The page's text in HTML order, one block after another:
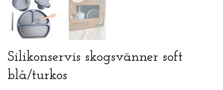
Silikonservis skogsvänner soft
blå/turkos